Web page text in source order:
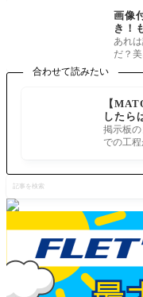
合わせて読みたい
【
したら
ホでま
め記事
掲示板
での工
を
検
画像
き！
ろん
よ
シー
普通
面目
こな
あれ
だ？美
神だ
へいよ
かるで
っく
参照